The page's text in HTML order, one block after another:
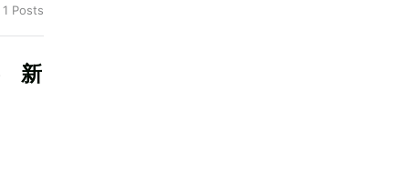
Posts
新